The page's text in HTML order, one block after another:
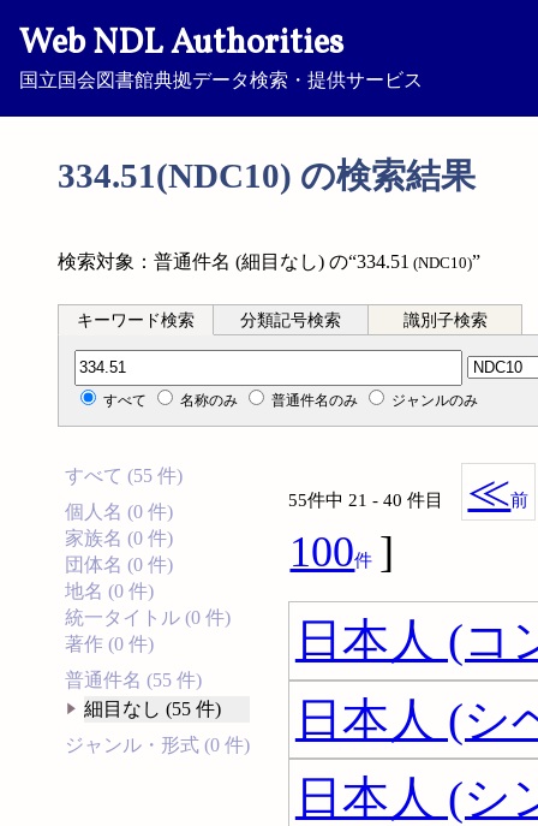
Web NDL Authorities
国立国会図書館典拠データ検索・提供サービス
334.51(NDC10) の検索結果
検索対象：普通件名 (細目なし) の“334.51 (NDC10)”
キーワード検索 分類記号検索 識別子検索
分類記号検索
すべて 名称のみ 普通件名のみ ジャンルのみ
すべて (55 件)
個人名 (0 件)
家族名 (0 件)
団体名 (0 件)
地名 (0 件)
統一タイトル (0 件)
著作 (0 件)
普通件名 (55 件)
細目なし (55 件)
ジャンル・形式 (0 件)
55件中 21 - 40 件目 ≪前
100件 ]
日本人 (コ
日本人 (シ
日本人 (シ